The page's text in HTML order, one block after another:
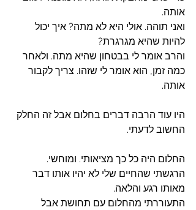
אותה.
ואני תוהה. אולי היא לא מתה? איך יכול
להיות שהיא מגרגרת?
והרב אומר לי בבטחון שהיא מתה. ולאחר
כמה זמן, הוא אומר לי שזהו. צריך לקבור
אותה.
היו עוד הרבה דברים בחלום אבל זה החלק
החשוב לדעתי.
החלום היה כל כך מציאותי. ומוחשי.
הרגשתי שהחיים שלי לא יהיו אותו דבר
מאותו רגע והלאה.
התעוררתי מהחלום עם תחושת אבל